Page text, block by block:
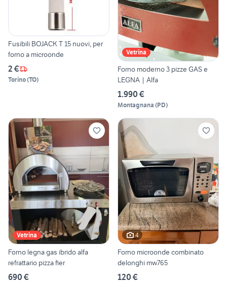
Fusibili BOJACK T 15 nuovi, per
forno a microonde
2 €
Torino(TO)
Vetrina
Forno moderno 3 pizze GAS e
LEGNA | Alfa
1.990 €
Montagnana (PD)
Vetrina
Forno legna gas ibrido alfa
refrattario pizza fier
690 €
4
Forno microonde combinato
delonghi mw765
120 €